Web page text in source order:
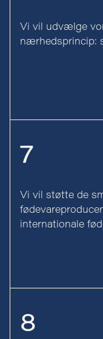
Vi vil udvælge
nærhedsprincip:
7
Vi vil støtte de
internationale
8